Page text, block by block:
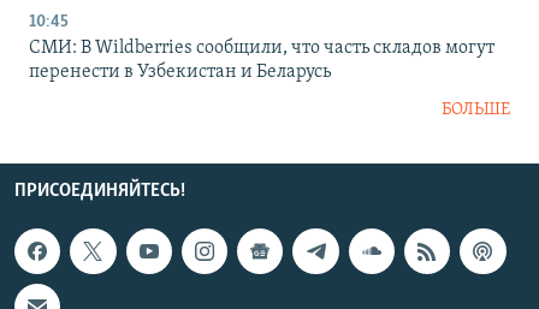
10:45
СМИ: В Wildberries сообщили, что часть складов могут
перенести в Узбекистан и Беларусь
БОЛЬШЕ
ПРИСОЕДИНЯЙТЕСЬ!